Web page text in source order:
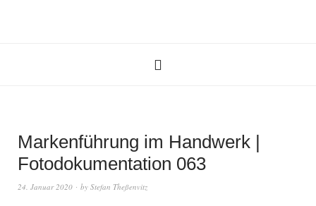
Markenführung im Handwerk |
Fotodokumentation 063
24. Januar 2020 by Stefan Theßenvitz